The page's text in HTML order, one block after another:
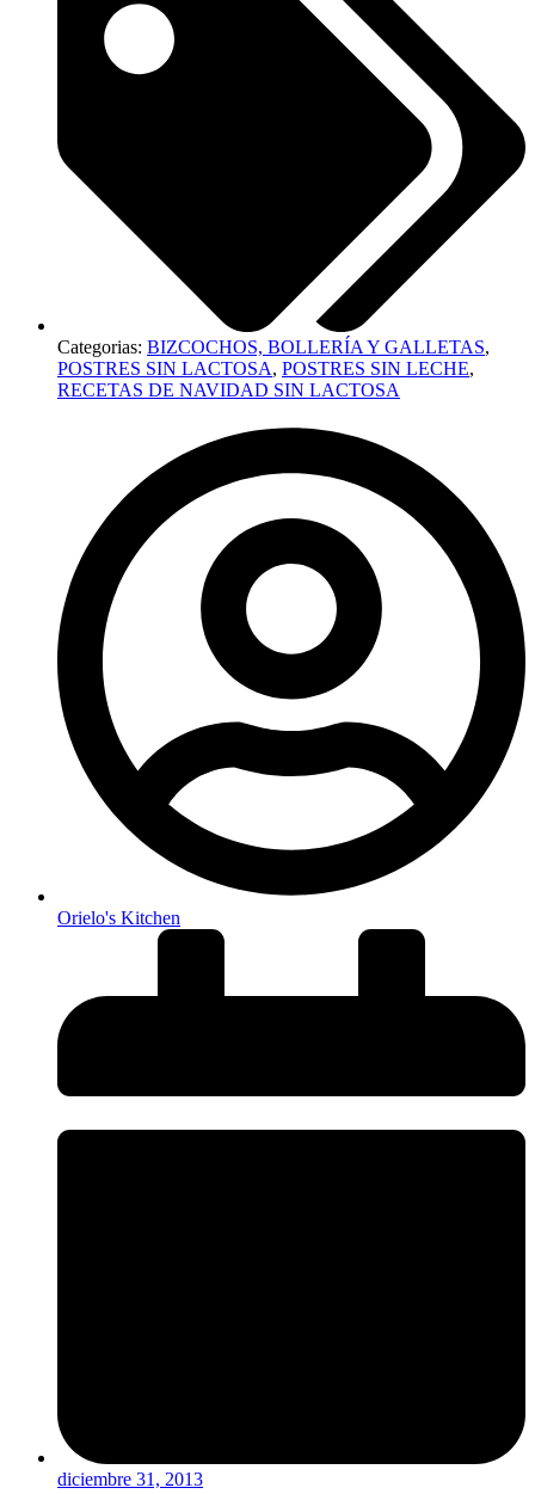
Categorias: BIZCOCHOS, BOLLERÍA Y GALLETAS,
POSTRES SIN LACTOSA, POSTRES SIN LECHE,
RECETAS DE NAVIDAD SIN LACTOSA
Orielo's Kitchen
diciembre 31, 2013